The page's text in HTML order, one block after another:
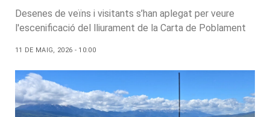
Desenes de veïns i visitants s’han aplegat per veure
l'escenificació del lliurament de la Carta de Poblament
11 DE MAIG, 2026 - 10:00